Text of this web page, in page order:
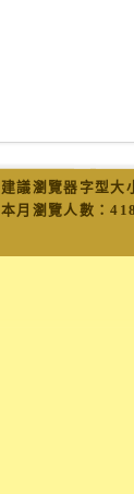
建議瀏覽器字型大
本月瀏覽人數：